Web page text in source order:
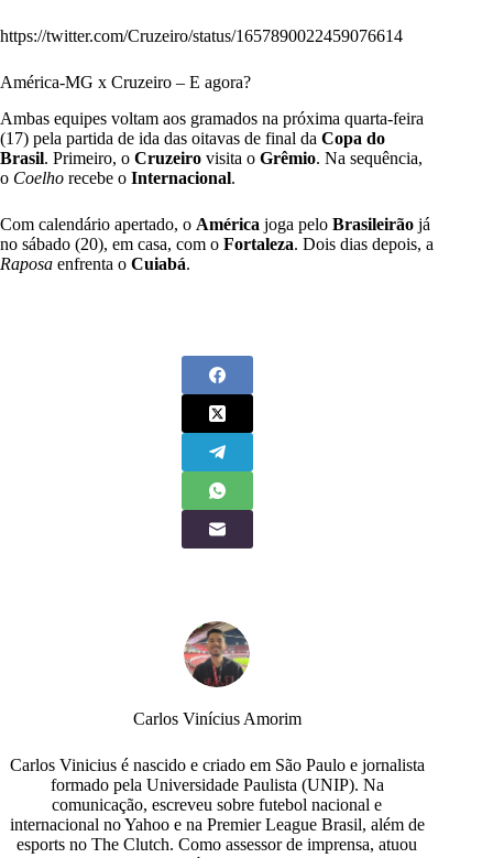
https://twitter.com/Cruzeiro/status/1657890022459076614
América-MG x Cruzeiro – E agora?
Ambas equipes voltam aos gramados na próxima quarta-feira
(17) pela partida de ida das oitavas de final da Copa do
Brasil. Primeiro, o Cruzeiro visita o Grêmio. Na sequência,
o Coelho recebe o Internacional.
Com calendário apertado, o América joga pelo Brasileirão já
no sábado (20), em casa, com o Fortaleza. Dois dias depois, a
Raposa enfrenta o Cuiabá.
Carlos Vinícius Amorim
Carlos Vinicius é nascido e criado em São Paulo e jornalista
formado pela Universidade Paulista (UNIP). Na
comunicação, escreveu sobre futebol nacional e
internacional no Yahoo e na Premier League Brasil, além de
esports no The Clutch. Como assessor de imprensa, atuou